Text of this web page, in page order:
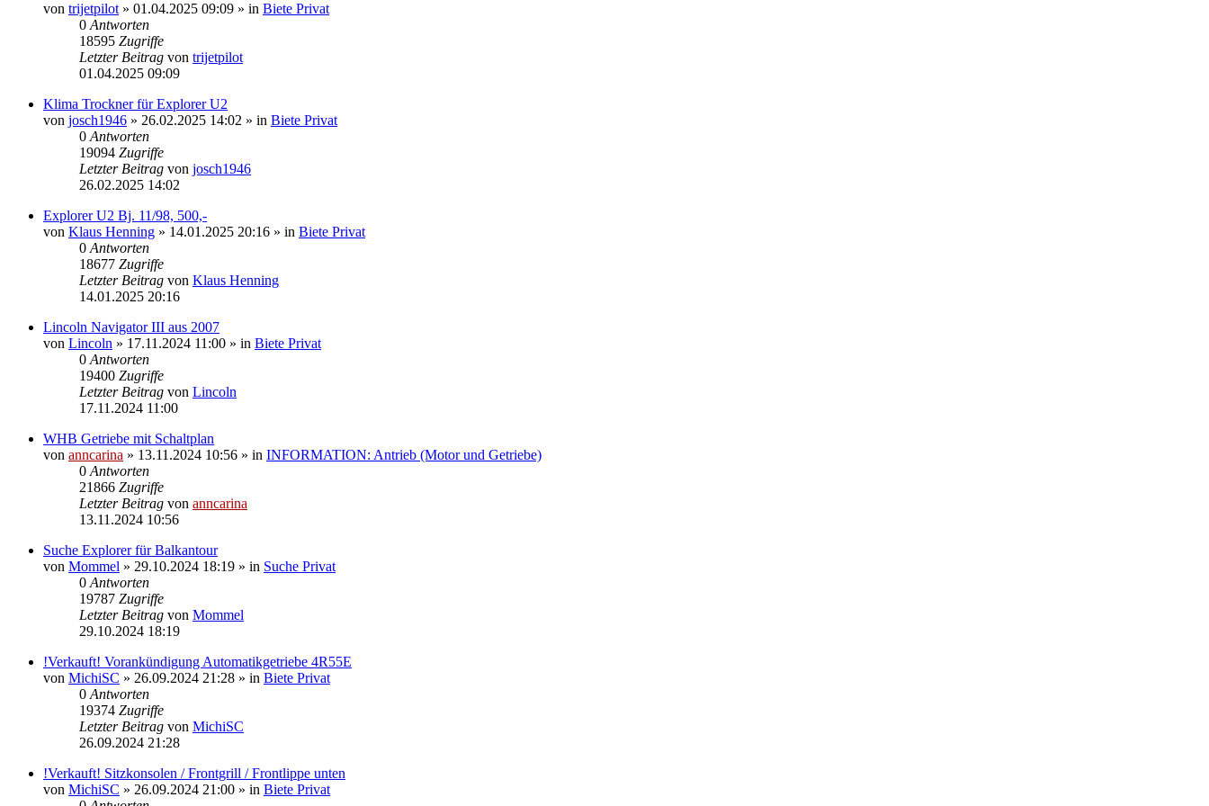
von trijetpilot » 01.04.2025 09:09 » in Biete Privat
0 Antworten
18595 Zugriffe
Letzter Beitrag von trijetpilot
01.04.2025 09:09
Klima Trockner für Explorer U2
von josch1946 » 26.02.2025 14:02 » in Biete Privat
0 Antworten
19094 Zugriffe
Letzter Beitrag von josch1946
26.02.2025 14:02
Explorer U2 Bj. 11/98, 500,-
von Klaus Henning » 14.01.2025 20:16 » in Biete Privat
0 Antworten
18677 Zugriffe
Letzter Beitrag von Klaus Henning
14.01.2025 20:16
Lincoln Navigator III aus 2007
von Lincoln » 17.11.2024 11:00 » in Biete Privat
0 Antworten
19400 Zugriffe
Letzter Beitrag von Lincoln
17.11.2024 11:00
WHB Getriebe mit Schaltplan
von anncarina » 13.11.2024 10:56 » in INFORMATION: Antrieb (Motor und Getriebe)
0 Antworten
21866 Zugriffe
Letzter Beitrag von anncarina
13.11.2024 10:56
Suche Explorer für Balkantour
von Mommel » 29.10.2024 18:19 » in Suche Privat
0 Antworten
19787 Zugriffe
Letzter Beitrag von Mommel
29.10.2024 18:19
!Verkauft! Vorankündigung Automatikgetriebe 4R55E
von MichiSC » 26.09.2024 21:28 » in Biete Privat
0 Antworten
19374 Zugriffe
Letzter Beitrag von MichiSC
26.09.2024 21:28
!Verkauft! Sitzkonsolen / Frontgrill / Frontlippe unten
von MichiSC » 26.09.2024 21:00 » in Biete Privat